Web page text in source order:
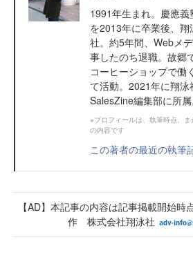
1991年生まれ。慶應
を2013年に卒業後、
社。約5年間、Webメ
事したのち退職。故郷
コーヒーショップで働
て活動。2021年に翔泳
SalesZine編集部に所属
※プロフィールは、執筆時点、
の内容です
この著者の最近の執筆
【AD】本記事の内容は記事掲載開始
作 株式会社翔泳社